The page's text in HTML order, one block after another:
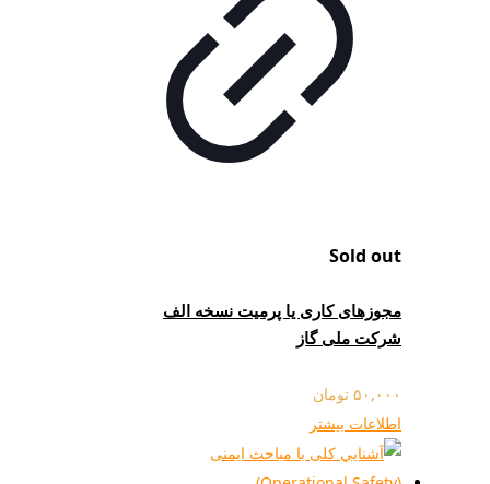
Sold out
مجوزهای کاری یا پرمیت نسخه الف
شرکت ملی گاز
۵۰,۰۰۰ تومان
اطلاعات بیشتر